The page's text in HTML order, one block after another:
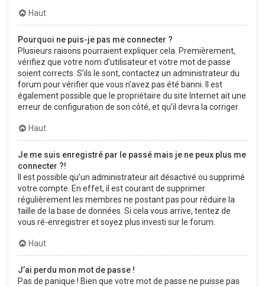
Haut
Pourquoi ne puis-je pas me connecter ?
Plusieurs raisons pourraient expliquer cela. Premièrement,
vérifiez que votre nom d’utilisateur et votre mot de passe
soient corrects. S’ils le sont, contactez un administrateur du
forum pour vérifier que vous n’avez pas été banni. Il est
également possible que le propriétaire du site Internet ait une
erreur de configuration de son côté, et qu’il devra la corriger.
Haut
Je me suis enregistré par le passé mais je ne peux plus me
connecter ?!
Il est possible qu’un administrateur ait désactivé ou supprimé
votre compte. En effet, il est courant de supprimer
régulièrement les membres ne postant pas pour réduire la
taille de la base de données. Si cela vous arrive, tentez de
vous ré-enregistrer et soyez plus investi sur le forum.
Haut
J’ai perdu mon mot de passe !
Pas de panique ! Bien que votre mot de passe ne puisse pas